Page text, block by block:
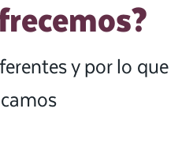
y por lo que